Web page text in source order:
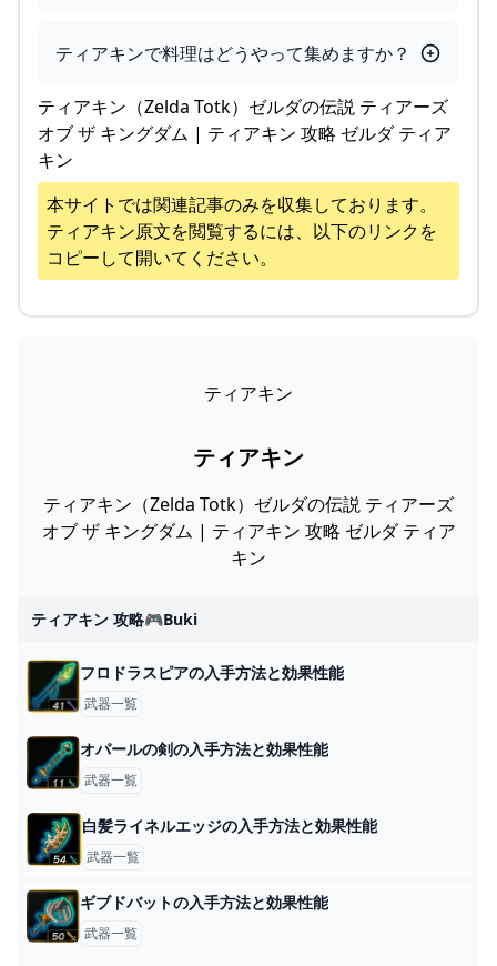
ティアキンで料理はどうやって集めますか？
ティアキン（Zelda Totk）ゼルダの伝説 ティアーズ
オブ ザ キングダム | ティアキン 攻略 ゼルダ ティア
キン
本サイトでは関連記事のみを収集しております。
ティアキン原文を閲覧するには、以下のリンクを
コピーして開いてください。
ティアキン
ティアキン
ティアキン（Zelda Totk）ゼルダの伝説 ティアーズ
オブ ザ キングダム | ティアキン 攻略 ゼルダ ティア
キン
ティアキン 攻略🎮buki
フロドラスピアの入手方法と効果性能
武器一覧
オパールの剣の入手方法と効果性能
武器一覧
白髪ライネルエッジの入手方法と効果性能
武器一覧
ギブドバットの入手方法と効果性能
武器一覧